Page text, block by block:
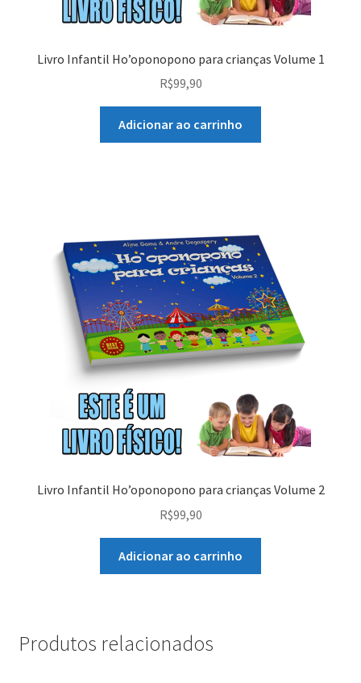
Livro Infantil Ho’oponopono para crianças Volume 1
R$99,90
Adicionar ao carrinho
Livro Infantil Ho’oponopono para crianças Volume 2
R$99,90
Adicionar ao carrinho
Produtos relacionados